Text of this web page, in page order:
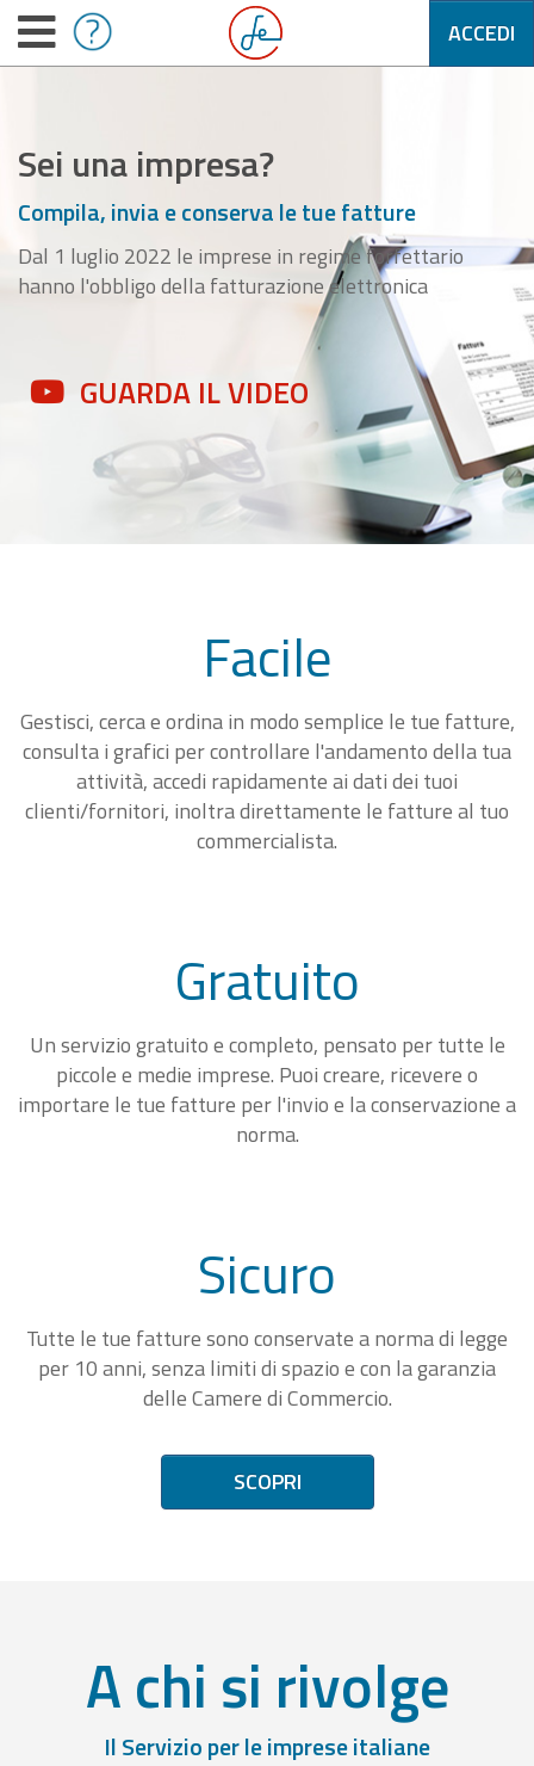
ACCEDI
Sei una impresa?
Compila, invia e conserva le tue fatture
Dal 1 luglio 2022 le imprese in regime forfettario
hanno l'obbligo della fatturazione elettronica
GUARDA IL VIDEO
Facile
Gestisci, cerca e ordina in modo semplice le tue fatture,
consulta i grafici per controllare l'andamento della tua
attività, accedi rapidamente ai dati dei tuoi
clienti/fornitori, inoltra direttamente le fatture al tuo
commercialista.
Gratuito
Un servizio gratuito e completo, pensato per tutte le
piccole e medie imprese. Puoi creare, ricevere o
importare le tue fatture per l'invio e la conservazione a
norma.
Sicuro
Tutte le tue fatture sono conservate a norma di legge
per 10 anni, senza limiti di spazio e con la garanzia
delle Camere di Commercio.
SCOPRI
A chi si rivolge
Il Servizio per le imprese italiane